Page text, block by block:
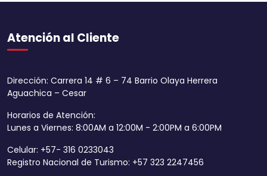
Atención al Cliente
Dirección: Carrera 14 # 6 – 74 Barrio Olaya Herrera
Aguachica – Cesar
Horarios de Atención:
Lunes a Viernes: 8:00AM a 12:00M - 2:00PM a 6:00PM
Celular: +57- 316 0233043
Registro Nacional de Turismo: +57 323 2247456